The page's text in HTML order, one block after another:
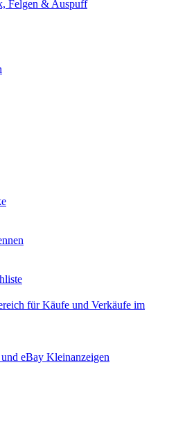
Felgen & Auspuff
für Käufe und Verkäufe im
eBay Kleinanzeigen